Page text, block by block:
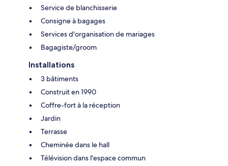
Service de blanchisserie
Consigne à bagages
Services d'organisation de mariages
Bagagiste/groom
Installations
3 bâtiments
Construit en 1990
Coffre-fort à la réception
Jardin
Terrasse
Cheminée dans le hall
Télévision dans l'espace commun